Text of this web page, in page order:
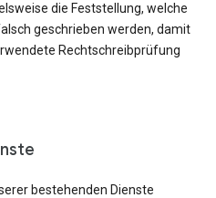
die Feststellung, welche
geschrieben werden, damit
Rechtschreibprüfung
bestehenden Dienste